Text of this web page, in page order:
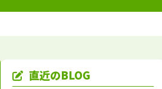
装店
装店
塗装店
大分県
施工例
塗装店
熊本県
施工例
塗装店
鹿児島県
直近のBLOG